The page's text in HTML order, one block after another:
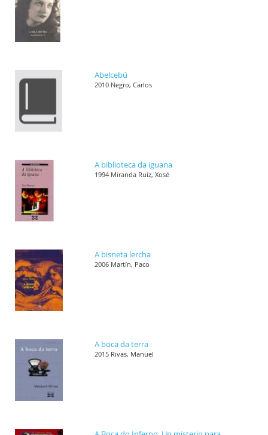
Abelcebú
2010 Negro, Carlos
A biblioteca da iguana
1994 Miranda Ruíz, Xosé
A bisneta lercha
2006 Martín, Paco
A boca da terra
2015 Rivas, Manuel